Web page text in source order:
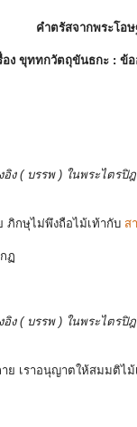
คำตรัสจากพระโอ
อง ขุททกวัตถุขันธกะ : ข้อ
อิง ( บรรพ ) ในพระไตร
ภิกษุไม่พึงถือไม้เท้ากับ ส
ฏ
อิง ( บรรพ ) ในพระไตร
ย เราอนุญาตให้สมมติไ